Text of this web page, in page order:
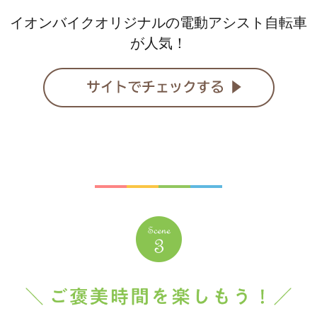
イオンバイクオリジナルの電動アシスト自転車
が人気！